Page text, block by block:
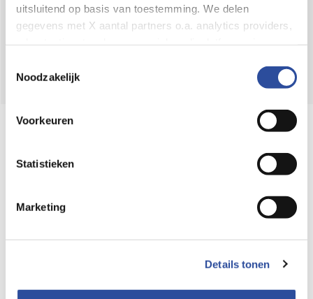
uitsluitend op basis van toestemming. We delen
gegevens met X aantal partners o.a. analytics providers,
en de bewaartermijnen per categorie. Je kunt je keuze op
gegevensverwerking staat in de
Privacyverklaring
Noodzakelijk
Voorkeuren
Statistieken
Marketing
Details tonen
VolgDAop:
Online aanbieder medicijnen
webshop mag verkopen.
⁠Verantwoorde zorg, ⁠ook online.